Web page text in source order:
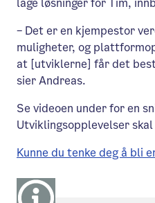
– Det er en kjempestor
muligheter, og
at [utviklerne] får det
sier Andreas.
Se videoen under for en
Utviklingsopplevelser
Kunne du tenke deg å bli